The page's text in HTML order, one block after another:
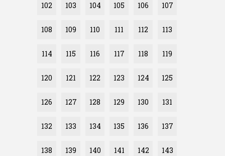
102 103 104 105 106 107
108 109 110 111 112 113
114 115 116 117 118 119
120 121 122 123 124 125
126 127 128 129 130 131
132 133 134 135 136 137
138 139 140 141 142 143